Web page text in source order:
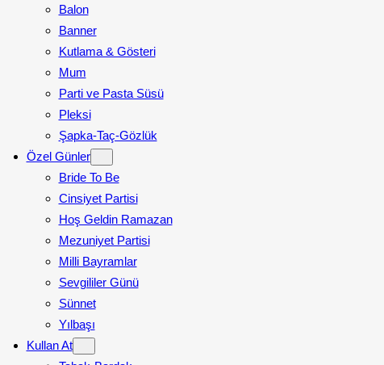
Balon
Banner
Kutlama & Gösteri
Mum
Parti ve Pasta Süsü
Pleksi
Şapka-Taç-Gözlük
Özel Günler
Bride To Be
Cinsiyet Partisi
Hoş Geldin Ramazan
Mezuniyet Partisi
Milli Bayramlar
Sevgililer Günü
Sünnet
Yılbaşı
Kullan At